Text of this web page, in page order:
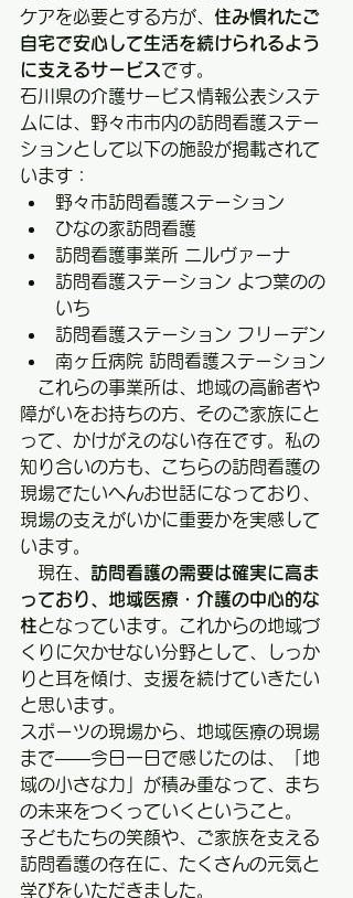
ケアを必要とする方が、 住み慣れたご
自宅で安心して生活を続けられるよう
に支えるサービスです。
石川県の介護サービス情報公表システ
ムには、野々市市内の訪問看護ステー
ションとして以下の施設が掲載されて
います：
野々市訪問看護ステーション
ひなの家訪問看護
訪問看護事業所 ニルヴァーナ
訪問看護ステーション よつ葉のの
いち
訪問看護ステーション フリーデン
南ヶ丘病院 訪問看護ステーション
これらの事業所は、地域の高齢者や
障がいをお持ちの方、そのご家族にと
って、かけがえのない存在です。私の
知り合いの方も、こちらの訪問看護の
現場でたいへんお世話になっており、
現場の支えがいかに重要かを実感して
います。
現在、 訪問看護の需要は確実に高ま
っており、地域医療・介護の中心的な
柱となっています。これからの地域づ
くりに欠かせない分野として、しっか
りと耳を傾け、支援を続けていきたい
と思います。
スポーツの現場から、地域医療の現場
まで——今日一日で感じたのは、「地
域の小さな力」が積み重なって、まち
の未来をつくっていくということ。
子どもたちの笑顔や、ご家族を支える
訪問看護の存在に、たくさんの元気と
学びをいただきました。